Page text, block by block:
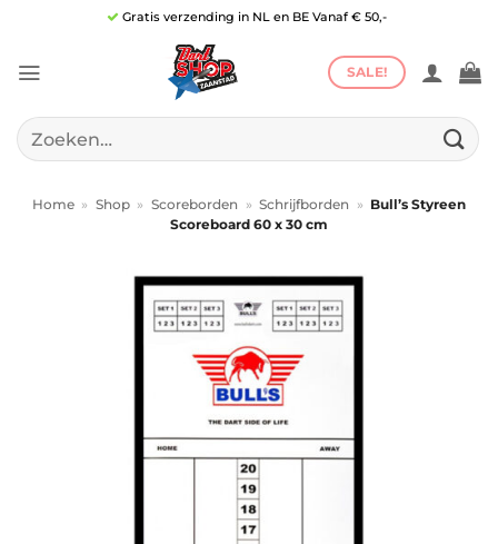
inhoud
Gratis verzending in NL en BE Vanaf € 50,-
SALE!
Zoeken
naar:
Home » Shop » Scoreborden » Schrijfborden » Bull’s Styreen
Scoreboard 60 x 30 cm